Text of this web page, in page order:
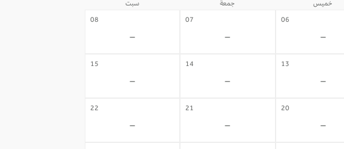
خميس جمعة سبت
06
-
07
-
08
-
13
-
14
-
15
-
20
-
21
-
22
-